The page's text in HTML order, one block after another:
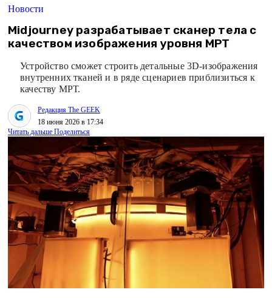
Новости
Midjourney разрабатывает сканер тела с
качеством изображения уровня МРТ
Устройство сможет строить детальные 3D-изображения
внутренних тканей и в ряде сценариев приблизиться к
качеству МРТ.
Редакция The GEEK
18 июня 2026 в 17:34
Читать дальше Поделиться